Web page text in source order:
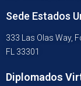
Sede Estados
333 Las Olas Way,
FL 33301
Diplomados